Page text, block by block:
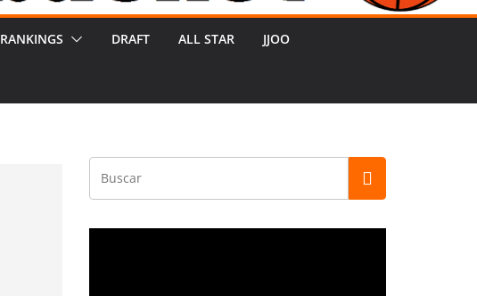
RANKINGS DRAFT ALL STAR JJOO